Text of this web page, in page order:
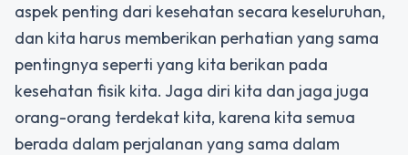
aspek penting dari kesehatan secara keseluruhan,
dan kita harus memberikan perhatian yang sama
pentingnya seperti yang kita berikan pada
kesehatan fisik kita. Jaga diri kita dan jaga juga
orang-orang terdekat kita, karena kita semua
berada dalam perjalanan yang sama dalam